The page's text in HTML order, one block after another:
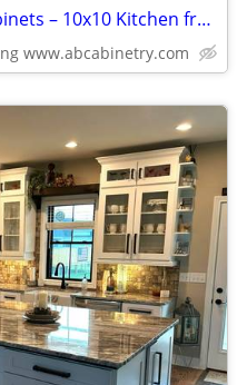
Solid Wood White Shaker Cabinets – 10x10 Kitchen from $1,950+ (Free De
www.abcabinetry.com